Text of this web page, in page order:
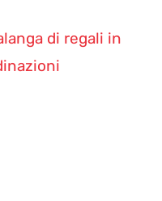
di regali in